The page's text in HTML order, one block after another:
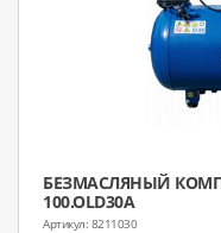
БЕЗМАСЛЯНЫЙ
100.OLD30A
8211030